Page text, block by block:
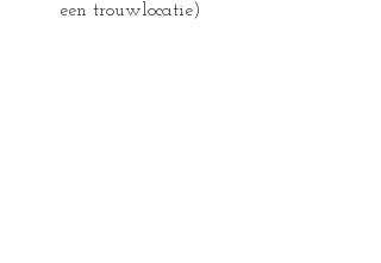
een trouwlocatie)